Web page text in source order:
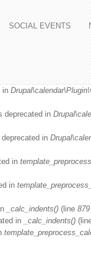
SOCIAL EVENTS
in
deprecated in
in
in
in
_calc_indents()(line 879
in _calc_indents()